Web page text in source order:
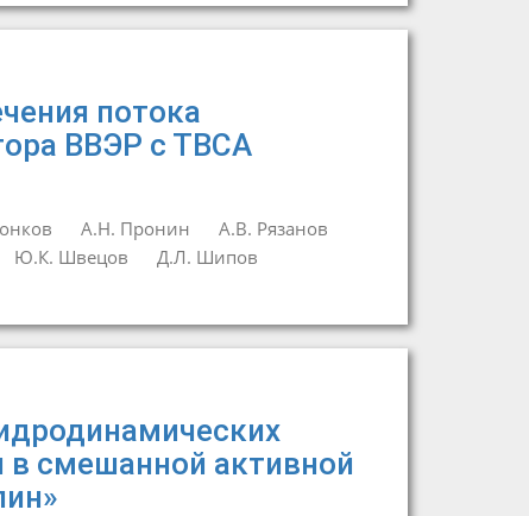
потока
ВВЭР с ТВСА
А.Н. Пронин
А.В. Рязанов
Ю.К. Швецов Д.Л. Шипов
в смешанной активной